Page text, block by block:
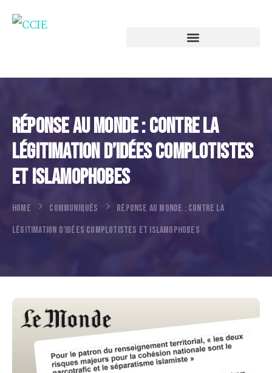
Réponse Au Monde : Contre La
Légitimation D’idées Complotistes
Et Islamophobes
HOME COMMUNIQUÉS
RÉPONSE AU MONDE : CONTRE LA
LÉGITIMATION D’IDÉES COMPLOTISTES ET ISLAMOPHOBES